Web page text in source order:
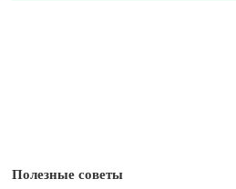
Полезные советы